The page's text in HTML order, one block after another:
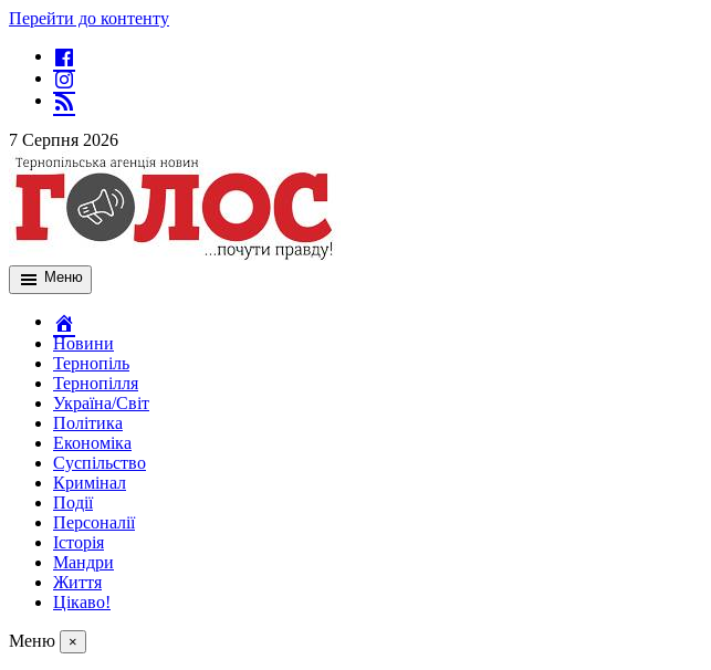
Перейти до контенту
7 Серпня 2026
Меню
Новини
Тернопіль
Тернопілля
Україна/Світ
Політика
Економіка
Суспільство
Кримінал
Події
Персоналії
Історія
Мандри
Життя
Цікаво!
Меню ×